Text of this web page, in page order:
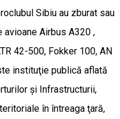
Sibiu au zburat sau
avioane Airbus A320 ,
42-500, Fokker 100, AN
instituţie publică aflată
şi Infrastructurii,
în întreaga ţară,